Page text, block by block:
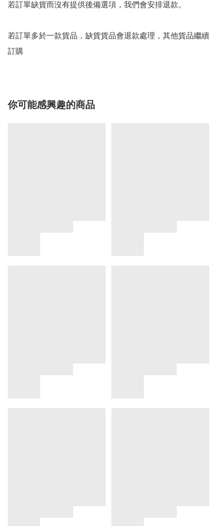
若訂單缺貨而沒有提供後備選項，我們會安排退款。
若訂單多於一款貨品，缺貨貨品會退款處理，其他貨品繼續
你可能感興趣的商品